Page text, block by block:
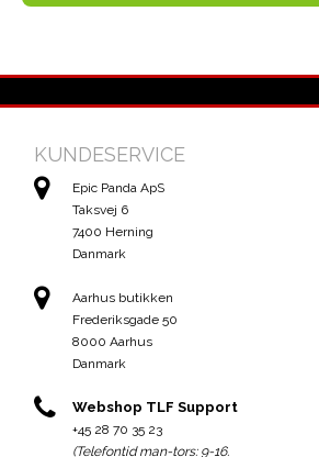
KUNDESERVICE
Epic Panda ApS
Taksvej 6
7400 Herning
Danmark
Aarhus butikken
Frederiksgade 50
8000 Aarhus
Danmark
Webshop TLF Support
+45 28 70 35 23
(Telefontid man-tors: 9-16.